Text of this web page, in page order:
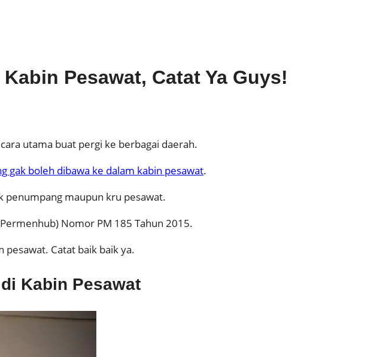
Pesawat, Catat Ya Guys!
utama buat pergi ke berbagai daerah.
gak boleh dibawa ke dalam kabin pesawat.
penumpang maupun kru pesawat.
Nomor PM 185 Tahun 2015.
pesawat. Catat baik baik ya.
Kabin Pesawat